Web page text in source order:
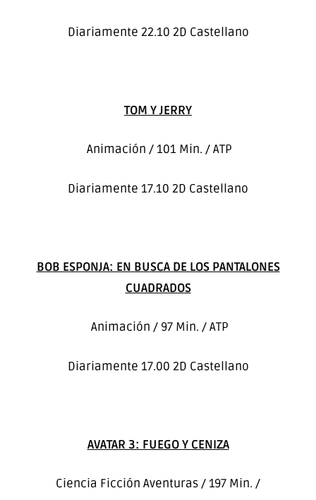
Diariamente 22.10 2D Castellano
TOM Y JERRY
Animación / 101 Min. / ATP
Diariamente 17.10 2D Castellano
BOB ESPONJA: EN BUSCA DE LOS PANTALONES
CUADRADOS
Animación / 97 Min. / ATP
Diariamente 17.00 2D Castellano
AVATAR 3: FUEGO Y CENIZA
Ciencia Ficción Aventuras / 197 Min. /